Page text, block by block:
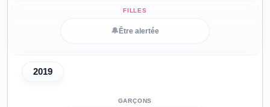
🔔 Être alertée
2019